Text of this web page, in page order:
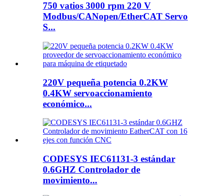
750 vatios 3000 rpm 220 V
Modbus/CANopen/EtherCAT Servo
S...
220V pequeña potencia 0.2KW
0.4KW servoaccionamiento
económico...
CODESYS IEC61131-3 estándar
0.6GHZ Controlador de
movimiento...